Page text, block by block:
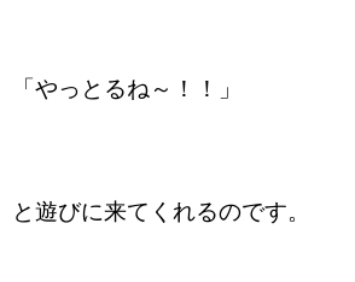
「やっとるね～！！」
と遊びに来てくれるのです。